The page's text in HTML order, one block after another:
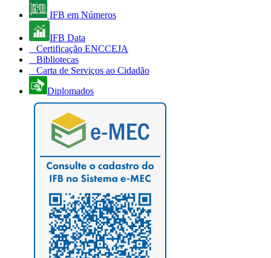
IFB em Números
IFB Data
Certificação ENCCEJA
Bibliotecas
Carta de Serviços ao Cidadão
Diplomados